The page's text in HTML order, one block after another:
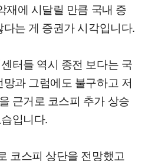
재에 시달릴 만큼 국내 증
는 게 증권가 시각입니다.
터들 역시 종전 보다는 국
과 그럼에도 불구하고 저
근거로 코스피 추가 상승
입니다.
코스피 상단을 전망했고